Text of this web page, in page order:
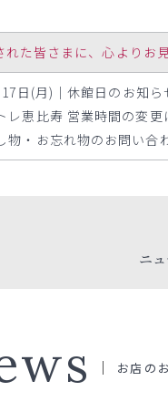
た皆さまに、心よりお
日(月)｜休館日のお知ら
レ恵比寿 営業時間の変更
物・お忘れ物のお問い合
ニ
お店の